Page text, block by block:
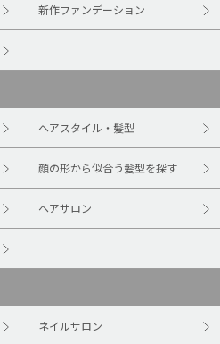
新作ファンデーション
ヘアスタイル・髪型
顔の形から似合う髪型を探す
ヘアサロン
ネイルサロン